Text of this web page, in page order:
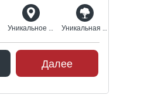
Уникальное расположение Уникальная природная среда
Далее